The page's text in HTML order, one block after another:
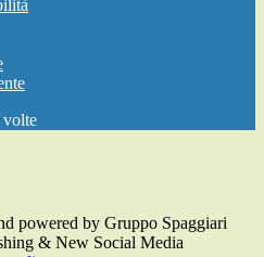
volte
powered by Gruppo Spaggiari
& New Social Media